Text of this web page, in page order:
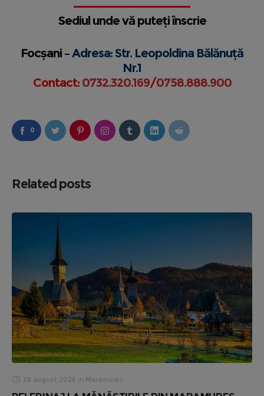
Sediul unde vă puteți înscrie
Focșani –Adresa: Str. Leopoldina Bălănuță
Nr.1
Contact: 0732.320.169/0758.888.900
0
Related posts
28 august 2026 in Maramureș